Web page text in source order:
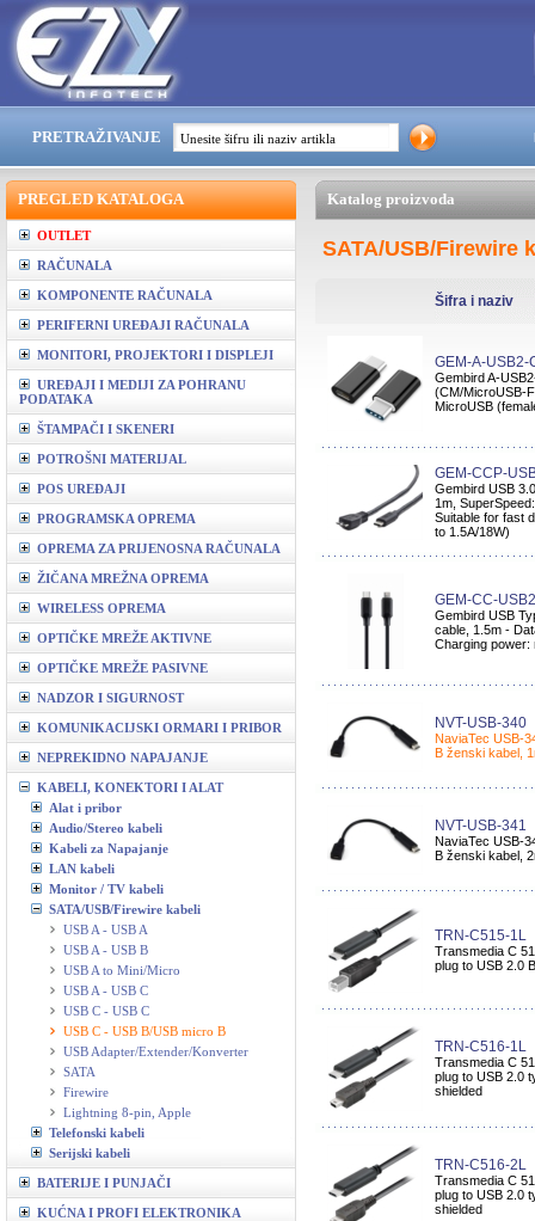
PRETRAŽIVANJE
PREGLED KATALOGA
OUTLET
RAČUNALA
KOMPONENTE RAČUNALA
PERIFERNI UREĐAJI RAČUNALA
MONITORI, PROJEKTORI I DISPLEJI
UREĐAJI I MEDIJI ZA POHRANU
PODATAKA
ŠTAMPAČI I SKENERI
POTROŠNI MATERIJAL
POS UREĐAJI
PROGRAMSKA OPREMA
OPREMA ZA PRIJENOSNA RAČUNALA
ŽIČANA MREŽNA OPREMA
WIRELESS OPREMA
OPTIČKE MREŽE AKTIVNE
OPTIČKE MREŽE PASIVNE
NADZOR I SIGURNOST
KOMUNIKACIJSKI ORMARI I PRIBOR
NEPREKIDNO NAPAJANJE
KABELI, KONEKTORI I ALAT
Alat i pribor
Audio/Stereo kabeli
Kabeli za Napajanje
LAN kabeli
Monitor / TV kabeli
SATA/USB/Firewire kabeli
USB A - USB A
USB A - USB B
USB A to Mini/Micro
USB A - USB C
USB C - USB C
USB C - USB B/USB micro B
USB Adapter/Extender/Konverter
SATA
Firewire
Lightning 8-pin, Apple
Telefonski kabeli
Serijski kabeli
BATERIJE I PUNJAČI
KUĆNA I PROFI ELEKTRONIKA
Katalog proizvoda
SATA/USB/Firewire
Šifra i naziv
GEM-A-USB2-
Gembird A-
(CM/MicroUSB-
MicroUSB
GEM-CCP-
Gembird USB
1m,
Suitable for fast
to 1.5A/18W)
GEM-CC-
Gembird USB
cable, 1.5m -
Charging power:
NVT-USB-340
NaviaTec USB-
B ženski kabel,
NVT-USB-341
NaviaTec USB-
B ženski kabel,
TRN-C515-1L
Transmedia C
plug to USB 2.0
TRN-C516-1L
Transmedia C
plug to USB 2.0
shielded
TRN-C516-2L
Transmedia C
plug to USB 2.0
shielded